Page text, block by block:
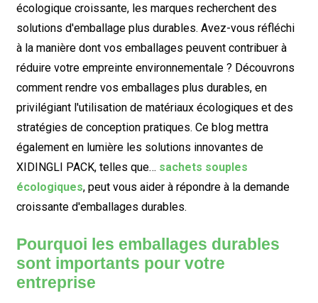
écologique croissante, les marques recherchent des
solutions d'emballage plus durables. Avez-vous réfléchi
à la manière dont vos emballages peuvent contribuer à
réduire votre empreinte environnementale ? Découvrons
comment rendre vos emballages plus durables, en
privilégiant l'utilisation de matériaux écologiques et des
stratégies de conception pratiques. Ce blog mettra
également en lumière les solutions innovantes de
XIDINGLI PACK, telles que… sachets souples
écologiques, peut vous aider à répondre à la demande
croissante d'emballages durables.
Pourquoi les emballages durables
sont importants pour votre
entreprise